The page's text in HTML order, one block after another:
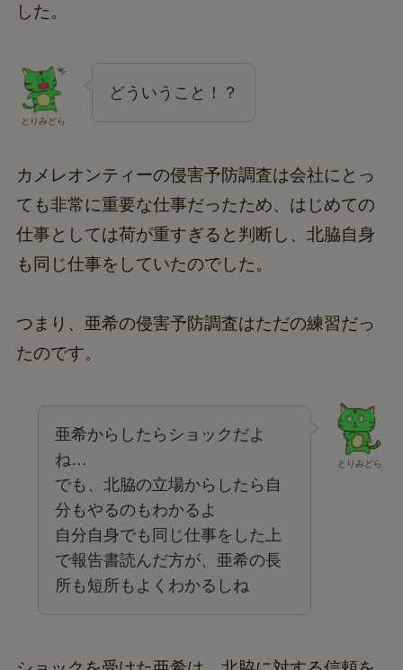
した。
とりみどら
どういうこと！？
カメレオンティーの侵害予防調査は会社にとっ
ても非常に重要な仕事だったため、はじめての
仕事としては荷が重すぎると判断し、北脇自身
も同じ仕事をしていたのでした。
つまり、亜希の侵害予防調査はただの練習だっ
たのです。
とりみどら
亜希からしたらショックだよ
ね…
でも、北脇の立場からしたら自
分もやるのもわかるよ
自分自身でも同じ仕事をした上
で報告書読んだ方が、亜希の長
所も短所もよくわかるしね